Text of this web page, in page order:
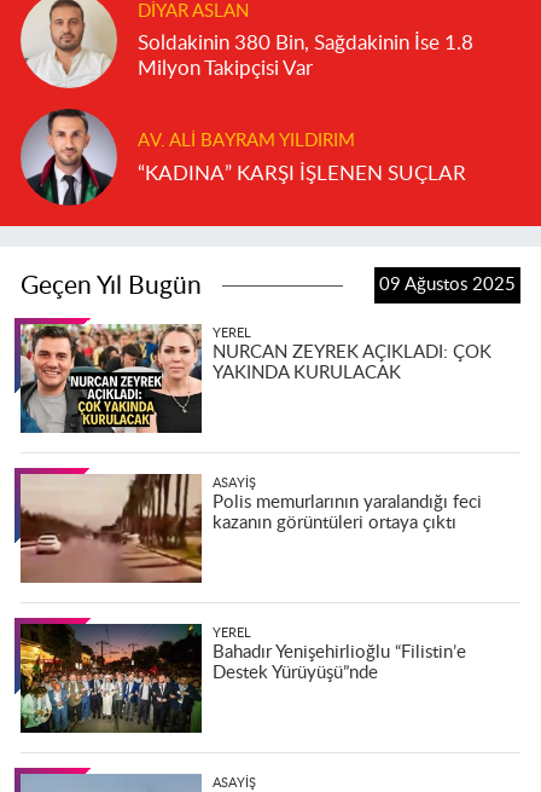
DIYAR ASLAN
Soldakinin 380 Bin, Sağdakinin İse 1.8
Milyon Takipçisi Var
AV. ALI BAYRAM YILDIRIM
“KADINA” KARŞI İŞLENEN SUÇLAR
Geçen Yıl Bugün 09 Ağustos 2025
YEREL
NURCAN ZEYREK AÇIKLADI: ÇOK
YAKINDA KURULACAK
ASAYIŞ
Polis memurlarının yaralandığı feci
kazanın görüntüleri ortaya çıktı
YEREL
Bahadır Yenişehirlioğlu “Filistin’e
Destek Yürüyüşü”nde
ASAYIŞ